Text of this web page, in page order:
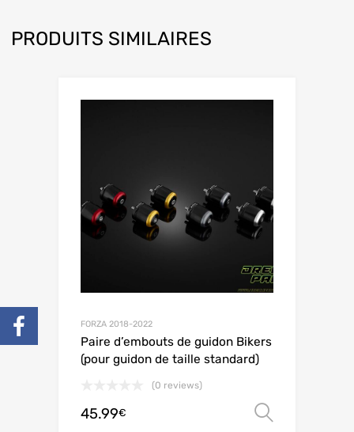
PRODUITS SIMILAIRES
FORZA 2018-2022
Paire d’embouts de guidon Bikers
(pour guidon de taille standard)
(0 reviews)
45.99€